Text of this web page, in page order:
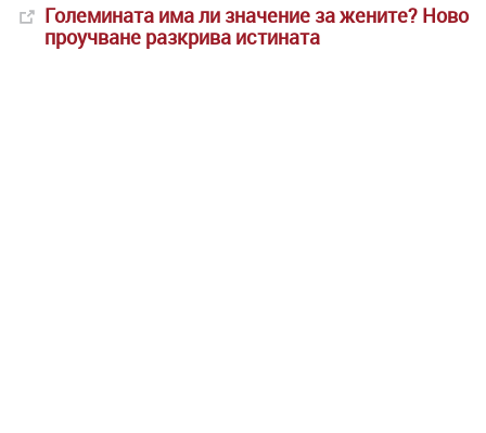
Големината има ли значение за жените? Ново
проучване разкрива истината